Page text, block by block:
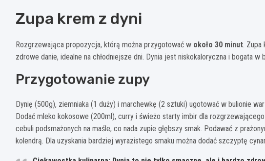
Zupa krem z dyni
Rozgrzewająca propozycja, którą można przygotować w około 30 minut. Zupa
zdrowe danie, idealne na chłodniejsze dni. Dynia jest niskokaloryczna i bogata
Przygotowanie zupy
Dynię (500g), ziemniaka (1 duży) i marchewkę (2 sztuki) ugotować w bulionie
Dodać mleko kokosowe (200ml), curry i świeżo starty imbir dla
cebuli podsmażonych na maśle, co nada zupie głębszy smak. Podawać z
kolendrą. Dla uzyskania bardziej wyrazistego smaku można dodać szczyptę